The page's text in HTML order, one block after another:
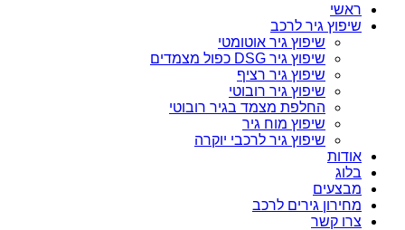
ראשי
שיפוץ גיר לרכב
שיפוץ גיר אוטומטי
שיפוץ גיר DSG כפול מצמדים
שיפוץ גיר רציף
שיפוץ גיר רובוטי
החלפת מצמד בגיר רובוטי
שיפוץ מוח גיר
שיפוץ גיר לרכבי יוקרה
אודות
בלוג
מבצעים
מחירון גירים לרכב
צרו קשר